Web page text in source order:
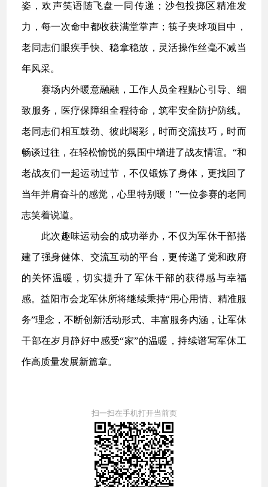
姿，欢声笑语随飞盘一同传递；沙包投掷区精准发
力，每一次命中都收获满堂掌声；筷子夹球项目中，
老同志们眼疾手快、稳拿稳放，灵活操作丝毫不减当
年风采。
赛场内外暖意融融，工作人员全程贴心引导、细
致服务，医疗保障组全程待命，筑牢安全防护防线。
老同志们相互鼓劲、彼此喝彩，时而交流技巧，时而
畅谈过往，在轻松愉悦的氛围中增进了战友情谊。“和
老战友们一起运动过节，不仅锻炼了身体，更找回了
当年并肩奋斗的感觉，心里特别暖！”一位参赛的老同
志笑着说道。
此次趣味运动会的成功举办，不仅为军休干部搭
建了强身健体、交流互动的平台，更传递了党和政府
的关怀温暖，切实提升了军休干部的获得感与幸福
感。益阳市会龙军休所将继续秉持“用心用情、精准服
务”理念，不断创新活动形式、丰富服务内涵，让军休
干部在岁月静好中感受“家”的温暖，持续谱写军休工
作高质量发展新篇章。
扫一扫在手机打开当前页